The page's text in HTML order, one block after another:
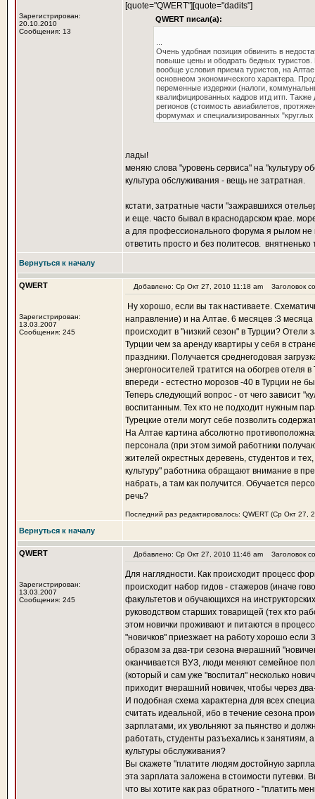
Зарегистрирован:
20.10.2010
Сообщения: 13
[quote="QWERT"][quote="dadits"]
QWERT писал(а):
Очень удобная позиция обвинить в
повыше цены и ободрать бедных туристов.
вообще условия приема туристов, на
основнеом экономического характера.
переменные издержки (налоги,
квалифицированных кадров итд итп. Также
регионов (стоимость авиабилетов,
формумах и специализированных "круглых
лады!
меняю слова "уровень сервиса" на "культуру
культура обслуживания - вещь не затратная.
кстати, затратные части "зажравшихся
и еще. часто бывал в краснодарском крае.
а для профессионального форума я рылом
ответить просто и без политесов. внятненько
Вернуться к началу
QWERT
Зарегистрирован:
13.03.2007
Сообщения: 245
Добавлено: Ср Окт 27, 2010 11:18 am Заголовок
Ну хорошо, если вы так настиваете.
направление) и на Алтае. 6 месяцев :3 месяца
происходит в "низкий сезон" в Турции?
Турции чем за аренду квартиры у себя в
праздники. Получается среднегодовая
энергоносителей тратится на обогрев отеля
впереди - естестно морозов -40 в Турции не
Теперь следующий вопрос - от чего зависит
воспитанным. Тех кто не подходит нужным
Турецкие отели могут себе позволить
На Алтае картина абсолютно
персонала (при этом зимой работники
жителей окрестных деревень, студентов и
культуру" работника обращают внимание в
набрать, а там как получится. Обучается
речь?
Последний раз редактировалось: QWERT (Ср Окт 27,
Вернуться к началу
QWERT
Зарегистрирован:
13.03.2007
Сообщения: 245
Добавлено: Ср Окт 27, 2010 11:46 am Заголовок
Для наглядности. Как происходит процесс
происходит набор гидов - стажеров (иначе
факультетов и обучающихся на
руководством старших товарищей (тех кто
этом новички проживают и питаются в
"новичков" приезжает на работу хорошо если
образом за два-три сезона вчерашний
оканчивается ВУЗ, люди меняют семейное
(который и сам уже "воспитал" несколько
приходит вчерашний новичек, чтобы через
И подобная схема характерна для всех
считать идеальной, ибо в течение сезона
зарплатами, их увольняют за пьянство и
работать, студенты разъехались к
культуры обслуживания?
Вы скажете "платите людям достойную
эта зарплата заложена в стоимости
что вы хотите как раз обратного - "платить